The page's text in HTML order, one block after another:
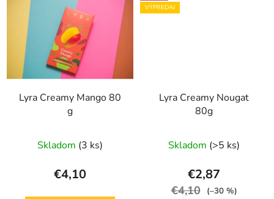
Lyra Creamy Mango 80
g
Skladom (3 ks)
€4,10
VÝPREDAJ
Lyra Creamy Nougat
80g
Skladom (>5 ks)
€2,87
€4,10 (–30 %)